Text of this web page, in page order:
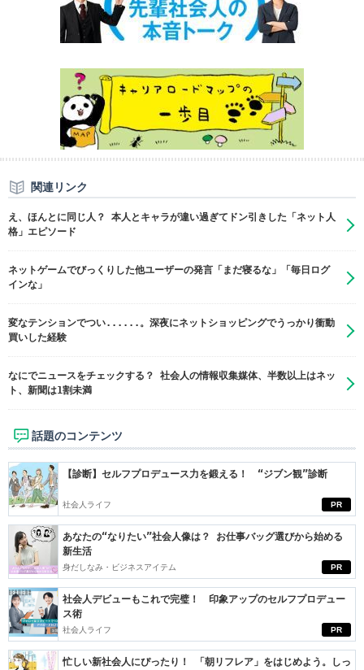
関連リンク
え、ほんとに同じ人？ 本人とキャラが違い過ぎてドン引きした「ネット人
格」エピソード
ネットゲームでびっくりした他ユーザーの発言「まだ寝るな」「毎日ログ
インな」
変なテンションでつい......。深夜にネットショッピングでうっかり衝動
買いした経験
なにでニュースをチェックする？ 社会人の情報収集媒体、半数以上はネッ
ト、新聞は1割未満
話題のコンテンツ
PR
【診断】セルフプロデュース力を鍛える！ “ジブン観”診断
社会人ライフ
PR
あなたの“なりたい”社会人像は？ お仕事バッグ選びから始める
新生活
身だしなみ・ビジネスアイテム
PR
社会人デビューもこれで完璧！ 印象アップのセルフプロデュー
ス術
社会人ライフ
忙しい新社会人にぴったり！ 「朝リフレア」をはじめよう。しっ